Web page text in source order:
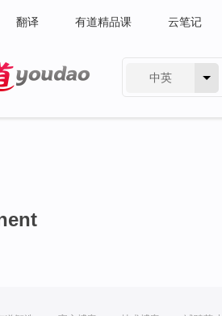
翻译 有道精品课 云笔记
中英